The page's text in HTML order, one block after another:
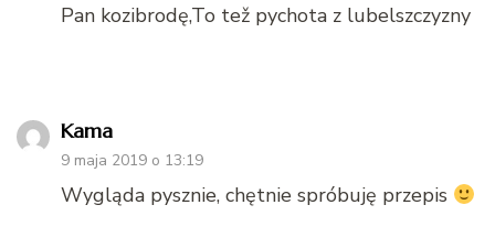
Pan kozibrodę,To tež pychota z lubelszczyzny
Kama
9 maja 2019 o 13:19
Wygląda pysznie, chętnie spróbuję przepis